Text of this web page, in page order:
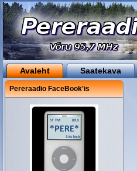
Avaleht Saatekava
Pereraadio FaceBook'is